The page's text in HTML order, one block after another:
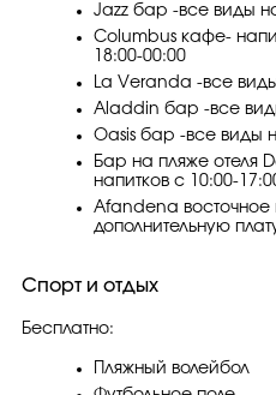
Jazz бар -все виды
Columbus кафе-
18:00-00:00
La Veranda -все
Aladdin бар -все
Oasis бар -все виды
Бар на пляже отеля
напитков с 10:00-
Afandena восточное
дополнительную
Спорт и отдых
Бесплатно:
Пляжный волейбол